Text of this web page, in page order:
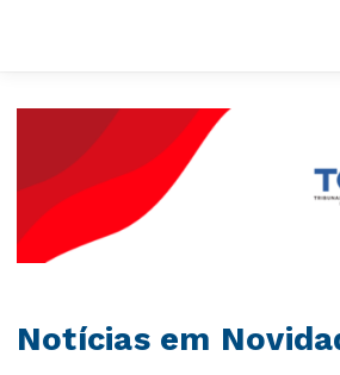
Notícias em